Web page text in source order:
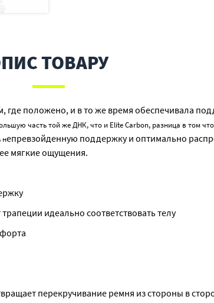
ТОВАРУ
положено, и в то же время обеспечивала
часть той же ДНК, что и Elite Carbon, разница в том
непревзойденную поддержку и оптимально
мягкие ощущения.
идеально соответствовать телу
перекручивание ремня из стороны в